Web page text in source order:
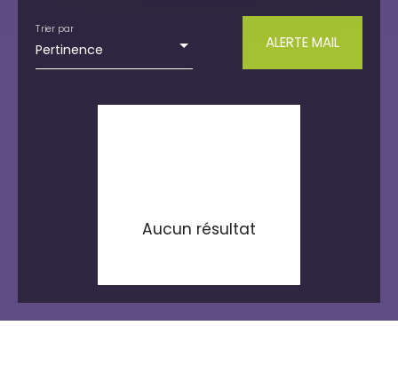
Issenheim (68500)
Localisation
RECHERCHER
Pertinence
Trier par
ALERTE MAIL
Aucun résultat